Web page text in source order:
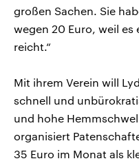
großen Sachen. Sie
wegen 20 Euro, weil
reicht.“
Mit ihrem Verein will
schnell und
und hohe
organisiert
35 Euro im Monat als